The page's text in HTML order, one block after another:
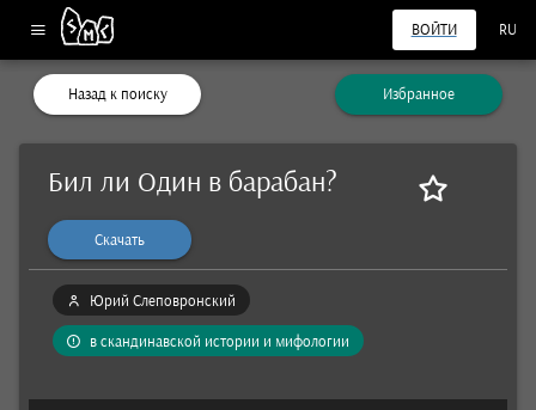
ВОЙТИ RU
Назад к поиску Избранное
Бил ли Один в барабан?
Скачать
Юрий Слеповронский
в скандинавской истории и мифологии